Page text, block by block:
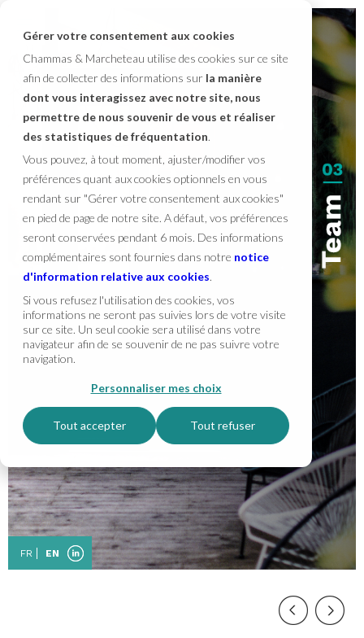
Gérer votre consentement aux cookies
Chammas & Marcheteau utilise des cookies sur ce site
afin de collecter des informations sur la manière
dont vous interagissez avec notre site, nous
permettre de nous souvenir de vous et réaliser
des statistiques de fréquentation.
Vous pouvez, à tout moment, ajuster/modifier vos
préférences quant aux cookies optionnels en vous
rendant sur "Gérer votre consentement aux cookies"
en pied de page de notre site. A défaut, vos préférences
seront conservées pendant 6 mois. Des informations
complémentaires sont fournies dans notre notice
d'information relative aux cookies.
Si vous refusez l'utilisation des cookies, vos
informations ne seront pas suivies lors de votre visite
sur ce site. Un seul cookie sera utilisé dans votre
navigateur afin de se souvenir de ne pas suivre votre
navigation.
Personnaliser mes choix
Tout accepter Tout refuser
FR EN